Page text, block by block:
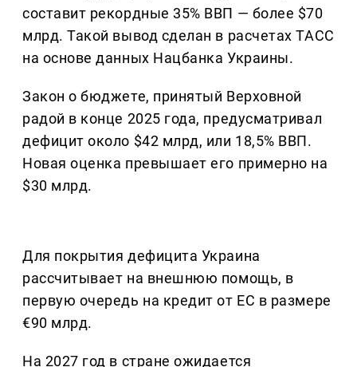
составит рекордные 35% ВВП — более $70
млрд. Такой вывод сделан в расчетах ТАСС
на основе данных Нацбанка Украины.
Закон о бюджете, принятый Верховной
радой в конце 2025 года, предусматривал
дефицит около $42 млрд, или 18,5% ВВП.
Новая оценка превышает его примерно на
$30 млрд.
Для покрытия дефицита Украина
рассчитывает на внешнюю помощь, в
первую очередь на кредит от ЕС в размере
€90 млрд.
На 2027 год в стране ожидается